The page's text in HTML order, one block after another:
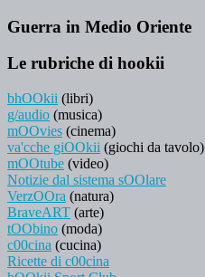
Guerra in Medio Oriente
Le rubriche di hookii
bhOOkii (libri)
g/audio (musica)
mOOvies (cinema)
va'cche giOOkii (giochi da tavolo)
mOOtube (video)
Notizie dal sistema sOOlare
VerzOOra (natura)
BraveART (arte)
tOObino (moda)
c00cina (cucina)
Ricette di c00cina